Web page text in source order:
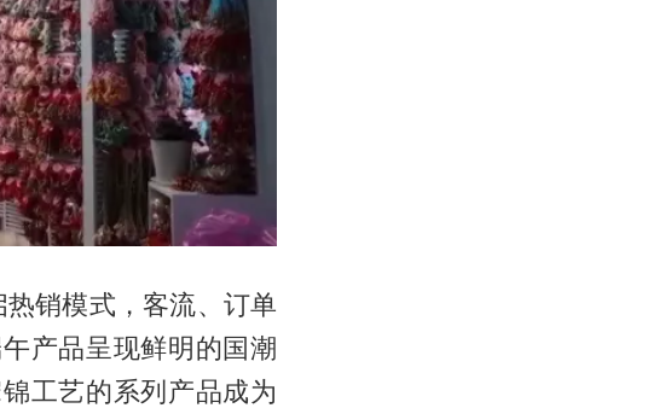
销模式，客流、订单
产品呈现鲜明的国潮
工艺的系列产品成为